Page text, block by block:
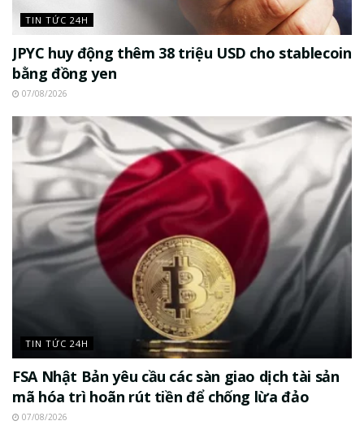
TIN TỨC 24H
JPYC huy động thêm 38 triệu USD cho stablecoin
bằng đồng yen
07/08/2026
TIN TỨC 24H
FSA Nhật Bản yêu cầu các sàn giao dịch tài sản
mã hóa trì hoãn rút tiền để chống lừa đảo
07/08/2026